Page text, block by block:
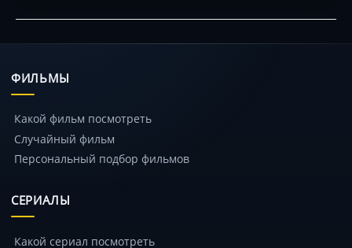
ФИЛЬМЫ
Какой фильм посмотреть
Случайный фильм
Персональный подбор фильмов
СЕРИАЛЫ
Какой сериал посмотреть